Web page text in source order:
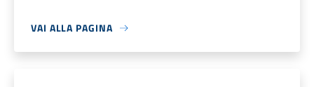
VAI ALLA PAGINA